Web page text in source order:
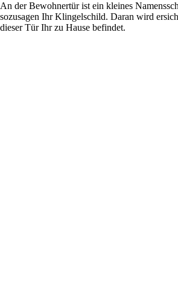
An der Bewohnertür ist ein kleines
sozusagen Ihr Klingelschild. Daran wird
dieser Tür Ihr zu Hause befindet.